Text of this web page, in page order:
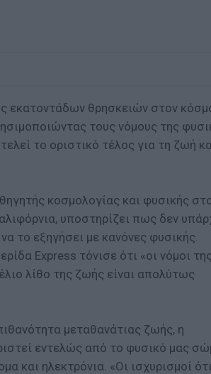
εκατοντάδων θρησκειών στον
τους νόμους της
το οριστικό τέλος για τη ζωή
κοσμολογίας και φυσικής
υποστηρίζει πως δεν
το εξηγήσει με κανόνες φυσικής.
Express τόνισε ότι «οι νόμοι της
λίθο της ζωής είναι απολύτως
μεταθανάτιας ζωής, η
εντελώς από το φυσικό μας
και ηλεκτρόνια. «Οι ισχυρισμοί ότι